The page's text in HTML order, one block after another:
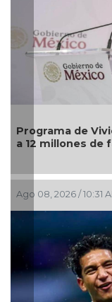
de
millones de
08, 2026 / 10:31 AM